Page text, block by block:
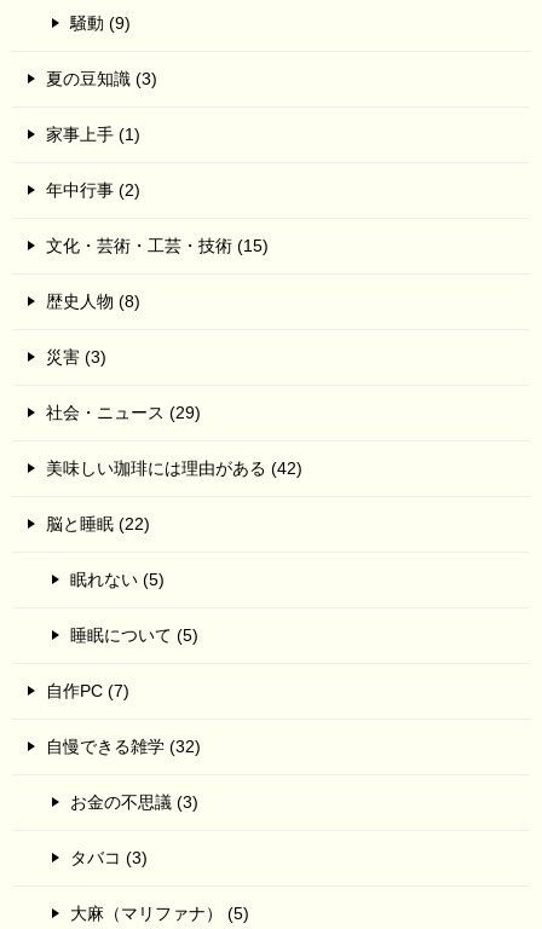
騒動 (9)
夏の豆知識 (3)
家事上手 (1)
年中行事 (2)
文化・芸術・工芸・技術 (15)
歴史人物 (8)
災害 (3)
社会・ニュース (29)
美味しい珈琲には理由がある (42)
脳と睡眠 (22)
眠れない (5)
睡眠について (5)
自作PC (7)
自慢できる雑学 (32)
お金の不思議 (3)
タバコ (3)
大麻（マリファナ） (5)